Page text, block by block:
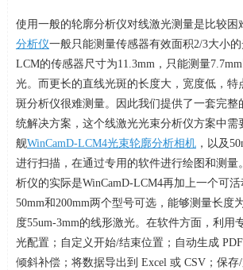
使用一般的轮廓分析仪对线激光测量是比较困
分析仪一般只能测量传感器有效面积2/3大小
LCM的传感器尺寸为11.3mm，只能测量7.7mm
光。而更长的直线光斑的长度大，宽度低，特
斑分析仪很难测量。因此我们提供了一套完整
统解决方案，这个线激光光束分析仪方案中需
舰WinCamD-LCM4光束轮廓分析相机，以及
进行扫描，在通过专用的软件进行绘图和测量
析仪的实际是WinCamD-LCM4再加上一个可
50mm和200mm两个型号可选，能够测量长度
度55um-3mm的线形激光。在软件方面，利用
光配置；自定义开始/结束位置；自动生成PDF
倾斜补偿；将数据导出到 Excel 或CSV；保存/